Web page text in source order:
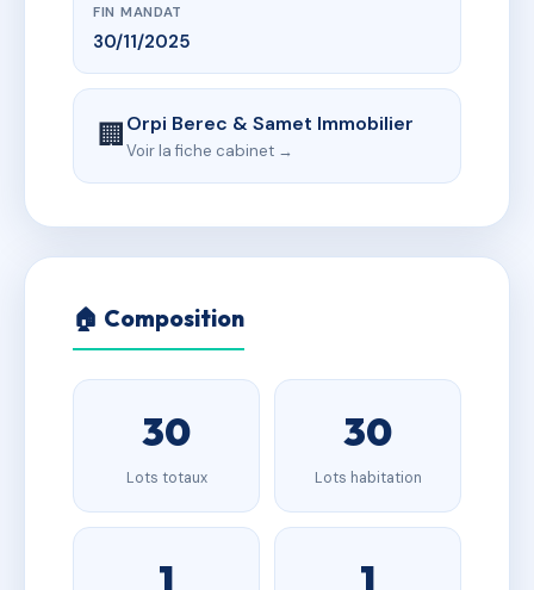
FIN MANDAT
30/11/2025
🏢Orpi Berec & Samet Immobilier
Voir la fiche cabinet →
🏠 Composition
30
Lots totaux
30
Lots habitation
1 1